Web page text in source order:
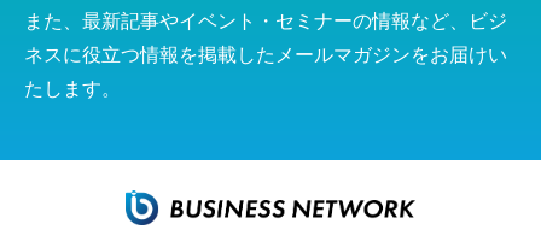
また、最新記事やイベント・セミナーの情報など、ビジ
ネスに役立つ情報を掲載したメールマガジンをお届けい
たします。